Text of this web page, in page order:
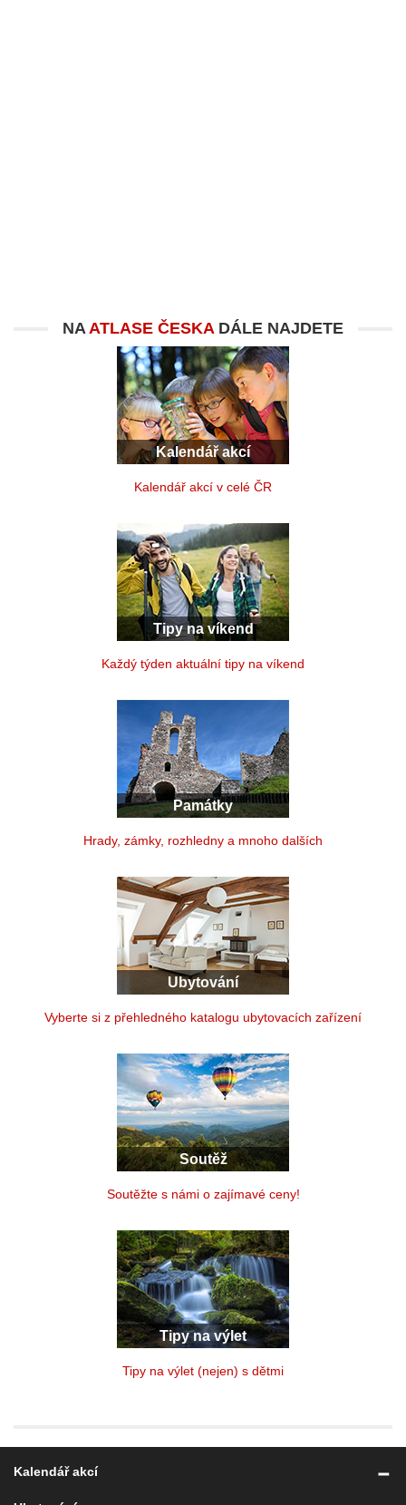
NAATLASE ČESKADÁLE NAJDETE
Kalendář akcí
Kalendář akcí v celé ČR
Tipy na víkend
Každý týden aktuální tipy na víkend
Památky
Hrady, zámky, rozhledny a mnoho dalších
Ubytování
Vyberte si z přehledného katalogu ubytovacích zařízení
Soutěž
Soutěžte s námi o zajímavé ceny!
Tipy na výlet
Tipy na výlet (nejen) s dětmi
Kalendář akcí